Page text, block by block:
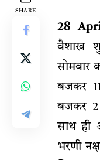
SHARE
28
वैशाख
सोमवार
बजकर
बजकर 2
साथ ही
भरणी